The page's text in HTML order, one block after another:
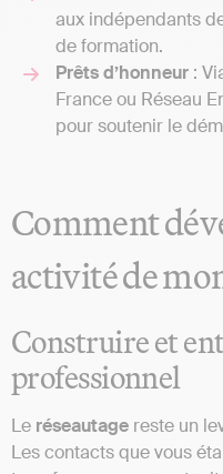
aux indépendants
de formation.
Prêts d’honneur :
France ou Réseau
pour soutenir le
Comment
activité de
Construire et
professionnel
Le réseautage reste un
Les contacts que vous